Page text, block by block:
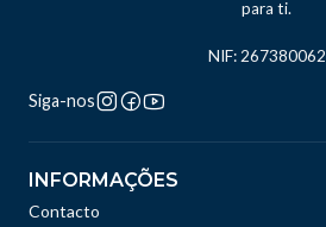
para ti.
NIF: 267380062
Siga-nos
INFORMAÇÕES
Contacto